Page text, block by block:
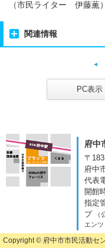
（市民ライター 伊藤薫）
関連情報
PC表示
府中
〒
府中
代表
開館
指定
プ
エンツ
Copyright © 府中市市民活動セ